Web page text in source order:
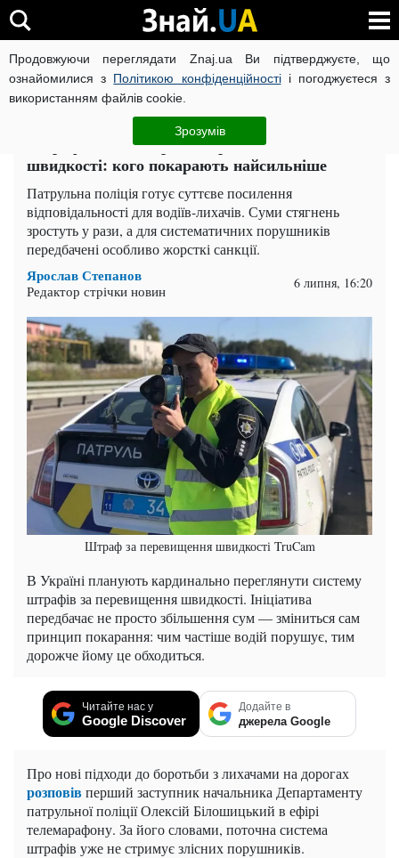
Продовжуючи переглядати Znaj.ua Ви підтверджуєте, що
ознайомилися з Політикою конфіденційностіі погоджуєтеся з
використанням файлів cookie.
Зрозумів
ВІЙНА РОСІЇ ПРОТИ УКРАЇНИ КОРОНАВІРУС В УКРАЇНІ
Auto.Знай ЧИТАТЬ НА РУССКОМ
Штраф до 17 000 грн за перевищення
швидкості: кого покарають найсильніше
Патрульна поліція готує суттєве посилення
відповідальності для водіїв-лихачів. Суми стягнень
зростуть у рази, а для систематичних порушників
передбачені особливо жорсткі санкції.
Ярослав Степанов
Редактор стрічки новин 6 липня, 16:20
Штраф за перевищення швидкості TruCam
В Україні планують кардинально переглянути систему
штрафів за перевищення швидкості. Ініціатива
передбачає не просто збільшення сум — зміниться сам
принцип покарання: чим частіше водій порушує, тим
дорожче йому це обходиться.
Читайте нас у
Google Discover
Додайте в
джерела Google
Про нові підходи до боротьби з лихачами на дорогах
розповівперший заступник начальника Департаменту
патрульної поліції Олексій Білошицький в ефірі
телемарафону. За його словами, поточна система
штрафів уже не стримує злісних порушників.